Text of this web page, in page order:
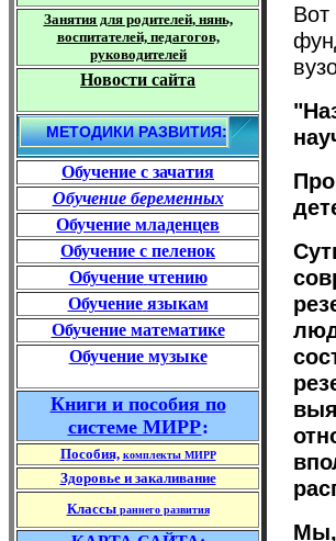
Занятия для родителей, нянь,
воспитателей, педагогов,
руководителей
Новости сайта
МЕТОДИКИ РАЗВИТИЯ:
Обучение с зачатия
Обучение беременных
Обучение младенцев
Обучение с пеленок
Обучение чтению
Обучение языкам
Обучение математике
Обучение музыке
Книги и пособия по
системе МИРР:
Пособия, комплекты МИРР
Здоровье и закаливание
Классы раннего развития
Мы,